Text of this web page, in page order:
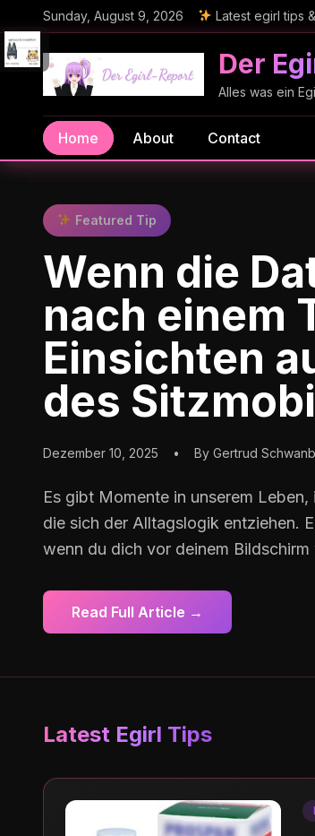
Sunday, August 9, 2026 Latest egirl tips
Der
Alles was ein
Home About Contact
Featured Tip
Wenn die
nach einem
Einsichten
des
Dezember 10, 2025 • By Gertrud
Es gibt Momente in unserem
die sich der Alltagslogik entziehen.
wenn du dich vor deinem
Read Full Article →
Latest Egirl Tips